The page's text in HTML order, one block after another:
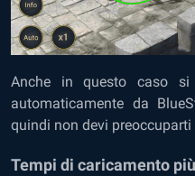
Anche in questo caso si
automaticamente da
quindi non devi
Tempi di caricamento